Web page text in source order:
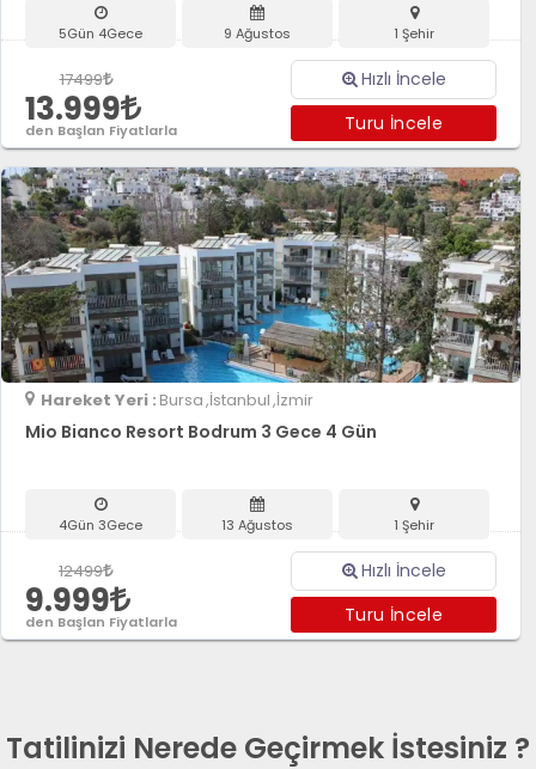
5Gün 4Gece 9 Ağustos 1 Şehir
17499
13.999
den Başlan Fiyatlarla
Hızlı İncele
Turu İncele
Hareket Yeri : Bursa,İstanbul,İzmir
Mio Bianco Resort Bodrum 3 Gece 4 Gün
4Gün 3Gece 13 Ağustos 1 Şehir
12499
9.999
den Başlan Fiyatlarla
Hızlı İncele
Turu İncele
Tatilinizi Nerede Geçirmek İstesiniz ?